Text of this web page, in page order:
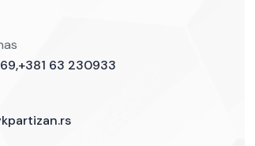
63 230933